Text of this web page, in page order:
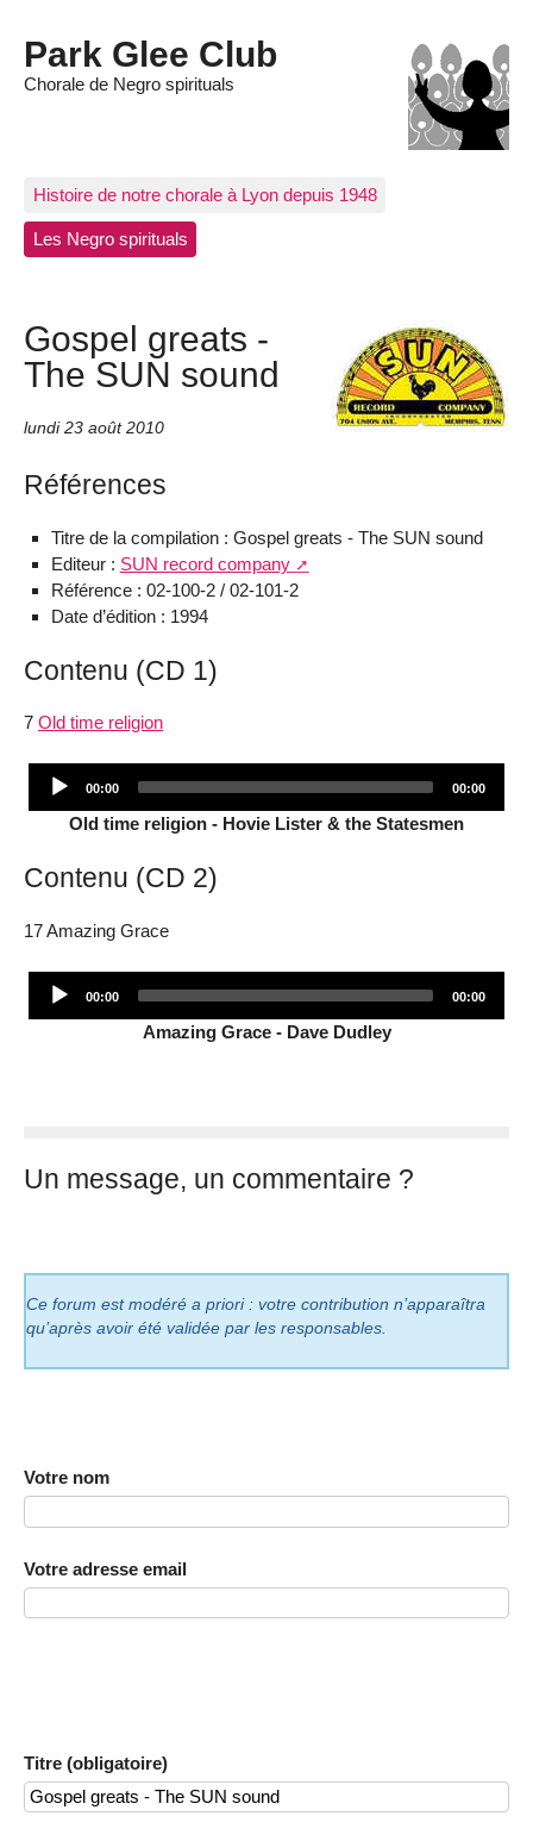
Park Glee Club
Chorale de Negro spirituals
Histoire de notre chorale à Lyon depuis 1948
Les Negro spirituals
Gospel greats -
The SUN sound
lundi 23 août 2010
Références
Titre de la compilation : Gospel greats - The SUN sound
Editeur : SUN record company
Référence : 02-100-2 / 02-101-2
Date d’édition : 1994
Contenu (CD 1)
7 Old time religion
Current
00:00
Total
00:00
Old time religion - Hovie Lister & the Statesmen
Contenu (CD 2)
17 Amazing Grace
Current
00:00
Total
00:00
Amazing Grace - Dave Dudley
Un message, un commentaire ?
Ce forum est modéré a priori : votre contribution n’apparaîtra
qu’après avoir été validée par les responsables.
Votre nom
Votre adresse email
Titre (obligatoire)